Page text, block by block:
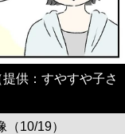
供：すやすや子さ
10/19）